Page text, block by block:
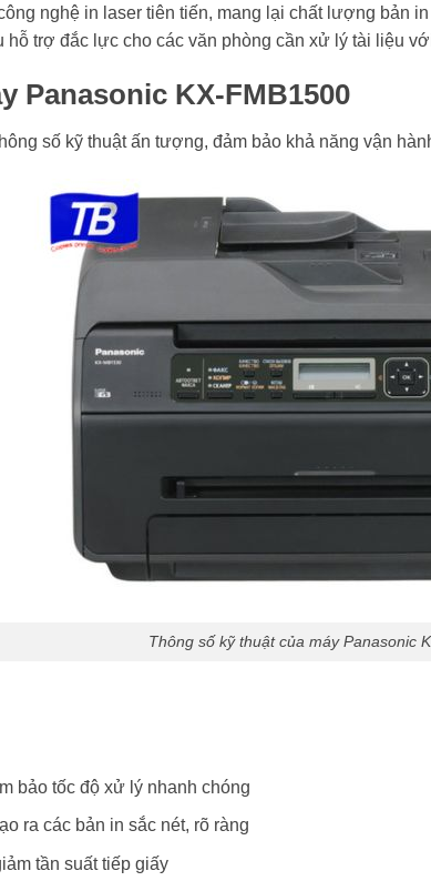
nghệ in laser tiên tiến, mang lại chất lượng bản
hỗ trợ đắc lực cho các văn phòng cần xử lý tài liệu
Panasonic KX-FMB1500
số kỹ thuật ấn tượng, đảm bảo khả năng vận
Thông số kỹ thuật của máy Panasonic
bảo tốc độ xử lý nhanh chóng
ra các bản in sắc nét, rõ ràng
tần suất tiếp giấy